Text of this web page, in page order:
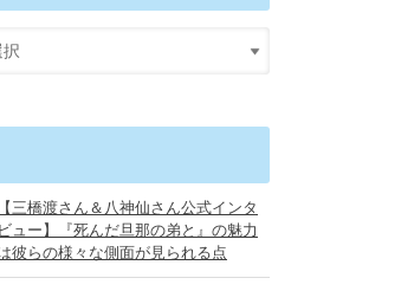
【三橋渡さん＆八神仙さん公式インタ
ビュー】『死んだ旦那の弟と』の魅力
彼らの様々な側面が見られる点